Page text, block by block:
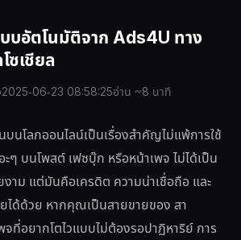
บอัตโนมัติจาก Ads4U ทาง
ซเชียล
2025-06-23 08:58:25อ่าน ~8 นาที
นโลกออนไลน์เป็นเรื่องสำคัญไม่แพ้การใช้
ะๆ บนโพสต์ เฟซบุ๊ก หรือหน้าเพจ ไม่ได้เป็น
าม แต่มันคือเครดิต ความน่าเชื่อถือ และ
ได้ด้วย หากคุณเป็นสายขายของ สา
ที่อยากโตไวแบบไม่ต้องรอปาฏิหาริย์ การ